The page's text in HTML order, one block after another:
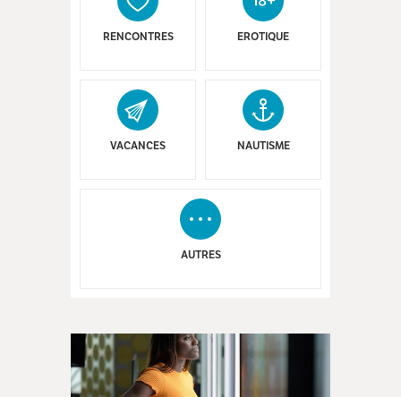
RENCONTRES EROTIQUE
VACANCES NAUTISME
AUTRES